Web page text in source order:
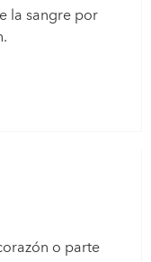
la sangre por
o parte